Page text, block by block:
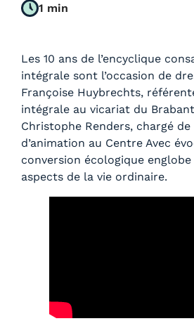
1 min
Les 10 ans de l’encyclique
intégrale sont l’occasion de
Françoise Huybrechts,
intégrale au vicariat du
Christophe Renders, chargé
d’animation au Centre Avec
conversion écologique
aspects de la vie ordinaire.